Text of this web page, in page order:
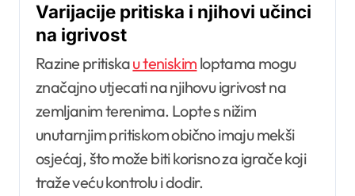
Varijacije pritiska i njihovi učinci
na igrivost
Razine pritiskau teniskim loptama mogu
značajno utjecati na njihovu igrivost na
zemljanim terenima. Lopte s nižim
unutarnjim pritiskom obično imaju mekši
osjećaj, što može biti korisno za igrače koji
traže veću kontrolu i dodir.